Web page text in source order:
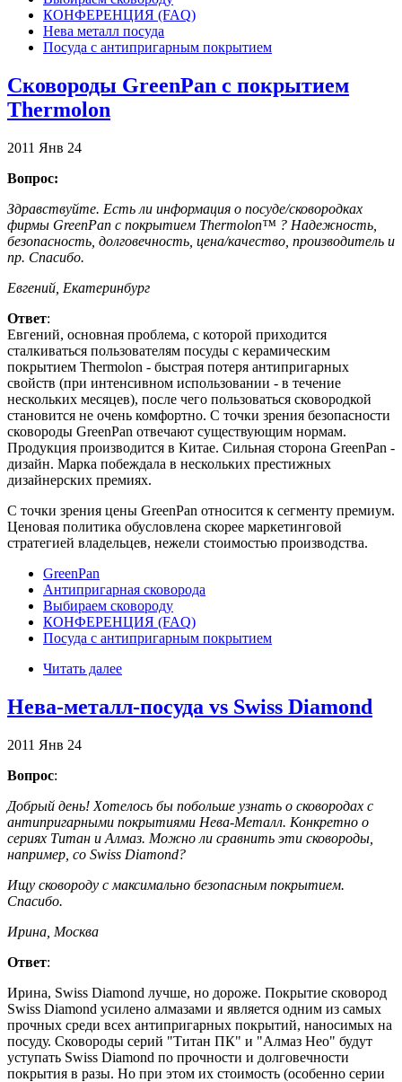
КОНФЕРЕНЦИЯ (FAQ)
Нева металл посуда
Посуда с антипригарным покрытием
Сковороды GreenPan с покрытием
Thermolon
2011 Янв 24
Вопрос:
Здравствуйте. Есть ли информация о посуде/сковородках
фирмы GreenPan с покрытием Thermolon™ ? Надежность,
безопасность, долговечность, цена/качество, производитель и
пр. Спасибо.
Евгений, Екатеринбург
Ответ:
Евгений, основная проблема, с которой приходится
сталкиваться пользователям посуды с керамическим
покрытием Thermolon - быстрая потеря антипригарных
свойств (при интенсивном использовании - в течение
нескольких месяцев), после чего пользоваться сковородкой
становится не очень комфортно. С точки зрения безопасности
сковороды GreenPan отвечают существующим нормам.
Продукция производится в Китае. Сильная сторона GreenPan -
дизайн. Марка побеждала в нескольких престижных
дизайнерских премиях.
С точки зрения цены GreenPan относится к сегменту премиум.
Ценовая политика обусловлена скорее маркетинговой
стратегией владельцев, нежели стоимостью производства.
GreenPan
Антипригарная сковорода
Выбираем сковороду
КОНФЕРЕНЦИЯ (FAQ)
Посуда с антипригарным покрытием
Читать далее
Нева-металл-посуда vs Swiss Diamond
2011 Янв 24
Вопрос:
Добрый день! Хотелось бы побольше узнать о сковородах с
антипригарными покрытиями Нева-Металл. Конкретно о
сериях Титан и Алмаз. Можно ли сравнить эти сковороды,
например, со Swiss Diamond?
Ищу сковороду с максимально безопасным покрытием.
Спасибо.
Ирина, Москва
Ответ:
Ирина, Swiss Diamond лучше, но дороже. Покрытие сковород
Swiss Diamond усилено алмазами и является одним из самых
прочных среди всех антипригарных покрытий, наносимых на
посуду. Сковороды серий "Титан ПК" и "Алмаз Нео" будут
уступать Swiss Diamond по прочности и долговечности
покрытия в разы. Но при этом их стоимость (особенно серии